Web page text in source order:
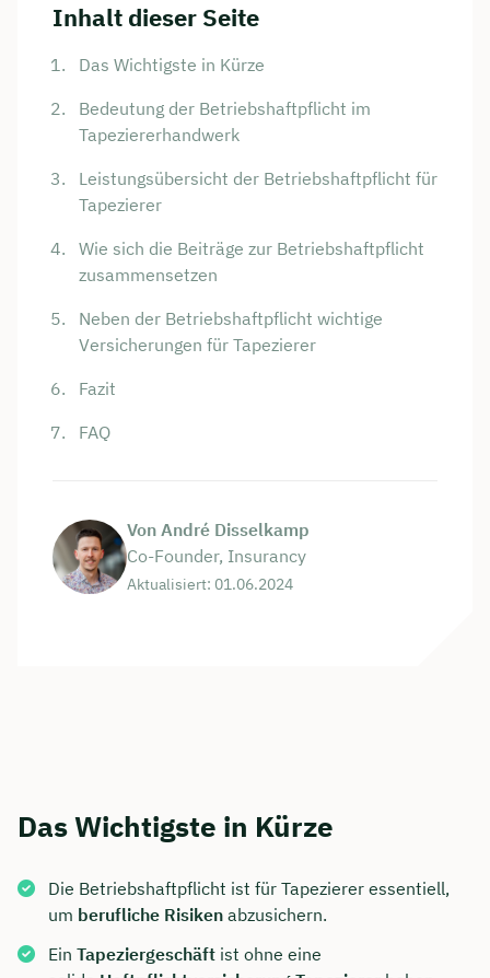
Inhalt dieser Seite
Das Wichtigste in Kürze
Bedeutung der Betriebshaftpflicht im
Tapeziererhandwerk
Leistungsübersicht der Betriebshaftpflicht für
Tapezierer
Wie sich die Beiträge zur Betriebshaftpflicht
zusammensetzen
Neben der Betriebshaftpflicht wichtige
Versicherungen für Tapezierer
Fazit
FAQ
Von André Disselkamp
Co-Founder, Insurancy
Aktualisiert: 01.06.2024
Das Wichtigste in Kürze
Die Betriebshaftpflicht ist für Tapezierer essentiell,
um berufliche Risiken abzusichern.
Ein Tapeziergeschäft ist ohne eine